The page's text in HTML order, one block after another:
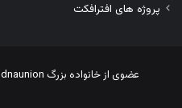
پروژه های افترافکت
عضوی از خانواده بزرگ dnaunion